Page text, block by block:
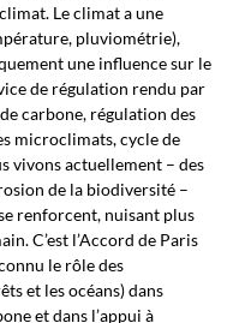
Le climat a une
pluviométrie),
une influence sur le
de régulation rendu par
carbone, régulation des
microclimats, cycle de
vivons actuellement – des
de la biodiversité –
renforcent, nuisant plus
C’est l’Accord de Paris
le rôle des
et les océans) dans
et dans l’appui à